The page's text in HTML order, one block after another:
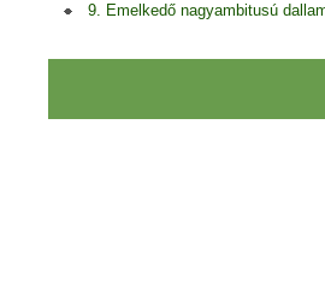
9. Emelkedő nagyambitusú